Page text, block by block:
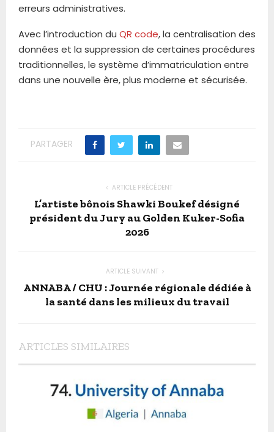
erreurs administratives.
Avec l’introduction du QR code, la centralisation des
données et la suppression de certaines procédures
traditionnelles, le système d’immatriculation entre
dans une nouvelle ère, plus moderne et sécurisée.
PARTAGER
ARTICLE PRÉCÉDENT
L’artiste bônois Shawki Boukef désigné
président du Jury au Golden Kuker-Sofia
2026
ARTICLE SUIVANT
ANNABA / CHU : Journée régionale dédiée à
la santé dans les milieux du travail
ARTICLES SIMILAIRES